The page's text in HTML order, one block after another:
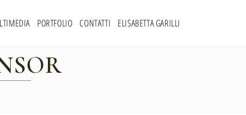
PORTFOLIO CONTATTI ELISABETTA GARILLI